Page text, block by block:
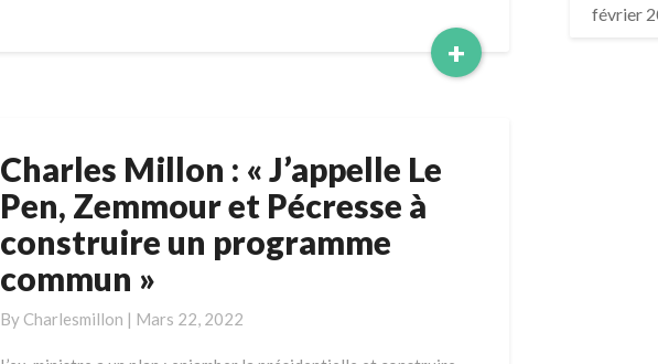
+Read
More
Charles
Millon
:
« J’appelle
Le
Zemmour
et
Charles Millon : « J’appelle Le
Pen, Zemmour et Pécresse à
construire un programme
commun »
By Charlesmillon | Mars 22, 2022
février